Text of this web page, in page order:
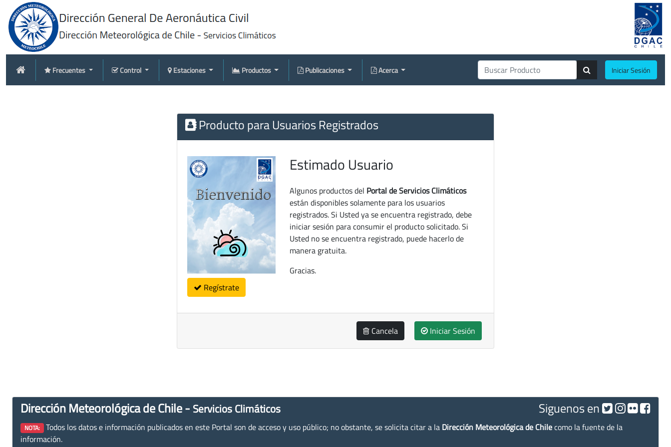
Frecuentes Control Estaciones Productos Publicaciones Acerca Iniciar Sesión
Producto para Usuarios Registrados
Regístrate
Estimado Usuario
Algunos productos del Portal de Servicios Climáticos
están disponibles solamente para los usuarios
registrados. Si Usted ya se encuentra registrado, debe
iniciar sesión para consumir el producto solicitado. Si
Usted no se encuentra registrado, puede hacerlo de
manera gratuita.
Gracias.
Cancela Iniciar Sesión
Dirección Meteorológica de Chile - Servicios Climáticos Siguenos en
NOTA: Todos los datos e información publicados en este Portal son de acceso y uso público; no obstante, se solicita citar a la Dirección Meteorológica de Chilecomo la fuente de la
información.